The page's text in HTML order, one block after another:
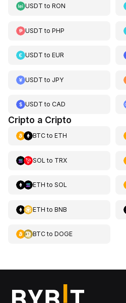
USDT to RON
USDT to PHP
USDT to EUR
USDT to JPY
USDT to CAD
Cripto a Cripto
BTCto ETH
SOL to TRX
ETH to SOL
ETH to BNB
BTCto DOGE